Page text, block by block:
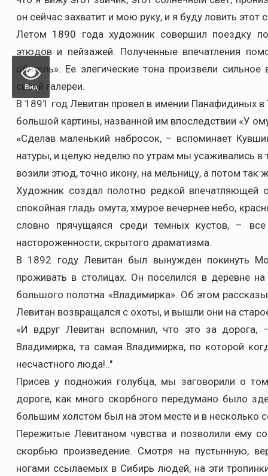
он сейчас захватит и мою руку, и я буду ловить этот
Летом 1890 года художник совершил поездку
этюдов и пейзажей. Полученные впечатления
обитель». Ее элегические тона произвели
своей галереи.
В 1891 год Левитан провел в имении Панафидиных
большой картины, названной им впоследствии «У
«Сделав маленький набросок, – вспоминает
натуры, и целую неделю по утрам мы усаживались в
возили этюд, точно икону, на мельницу, а потом так
Художник создал полотно редкой впечатляющей
спокойная гладь омута, хмурое вечернее небо,
словно прячущаяся среди темных кустов, –
настороженности, скрытого драматизма.
В 1892 году Левитан был вынужден покинуть
проживать в столицах. Он поселился в деревне
большого полотна «Владимирка». Об этом
Левитан возвращался с охоты, и вышли они на
«И вдруг Левитан вспомнил, что это за
Владимирка, та самая Владимирка, по которой
несчастного люда!.."
Присев у подножия голубца, мы заговорили о
дороге, как много скорбного передумано было
большим холстом был на этом месте и в несколько
Пережитые Левитаном чувства и позволили ему
скорбью произведение. Смотря на пустынную,
ногами ссылаемых в Сибирь людей, на эти
Вид